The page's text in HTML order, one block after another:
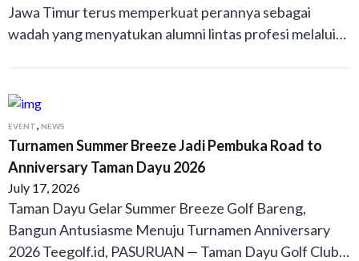
Jawa Timur terus memperkuat perannya sebagai
wadah yang menyatukan alumni lintas profesi melalui…
EVENT, NEWS
Turnamen Summer Breeze Jadi Pembuka Road to
Anniversary Taman Dayu 2026
July 17, 2026
Taman Dayu Gelar Summer Breeze Golf Bareng,
Bangun Antusiasme Menuju Turnamen Anniversary
2026 Teegolf.id, PASURUAN — Taman Dayu Golf Club…